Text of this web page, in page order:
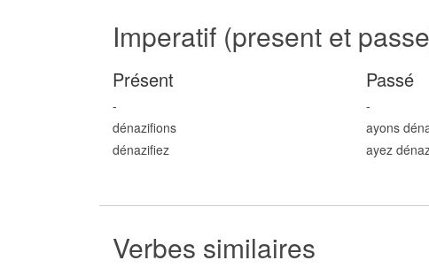
Imperatif (present et
Présent
-
dénazifions
dénazifiez
Passé
-
ayons
ayez
Verbes similaires